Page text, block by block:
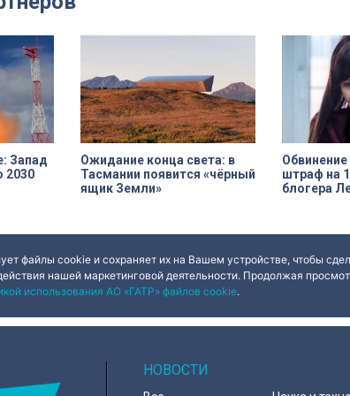
Компания шьет экипировку для
спортивной одежды потерял
товар почти на 10 миллионов
рублей.
Это и
пропорции,
объема, а
комнат. Как
Александр
«Пенатах»
строгим
КГИОП.
Запад
2030
Ожидание конца света: в
Тасмании появится «чёрный
ящик Земли»
штраф на
блогера
файлы cookie и сохраняет их на Вашем устройстве, чтобы
нашей маркетинговой деятельности. Продолжая
использования АО «ГАТР» файлов cookie.
НОВОСТИ